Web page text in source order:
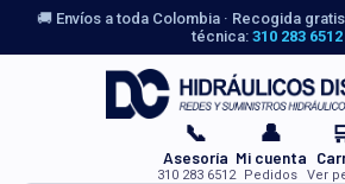
🚚 Envíos a toda Colombia · Recogida
técnica: 310 283 6512
📞
Asesoría
310 283 6512
👤
Mi cuenta
Pedidos Ver